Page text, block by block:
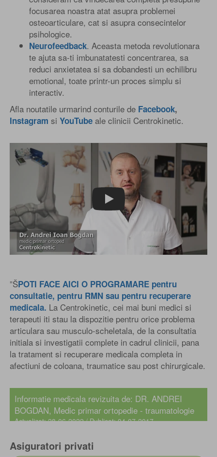
focusarea noastra atat asupra problemei
osteoarticulare, cat si asupra consecintelor
psihologice.
Neurofeedback. Aceasta metoda revolutionara
te ajuta sa-ti imbunatatesti concentrarea, sa
reduci anxietatea si sa dobandesti un echilibru
emotional, toate printr-un proces simplu si
interactiv.
Afla noutatile urmarind conturile de Facebook,
Instagram si YouTube ale clinicii Centrokinetic.
Play
”ŠPOTI FACE AICI O PROGRAMARE pentru
consultatie, pentru RMN sau pentru recuperare
medicala. La Centrokinetic, cei mai buni medici si
terapeuti iti stau la dispozitie pentru orice problema
articulara sau musculo-scheletala, de la consultatia
initiala si investigatii complete in cadrul clinicii, pana
la tratament si recuperare medicala completa in
afectiuni de coloana, traumatice sau post chirurgicale.
Informatie medicala revizuita de: DR. ANDREI
BOGDAN, Medic primar ortopedie - traumatologie
Actualizat: 28-06-2022 / Publicat: 04-07-2017
Asiguratori privati